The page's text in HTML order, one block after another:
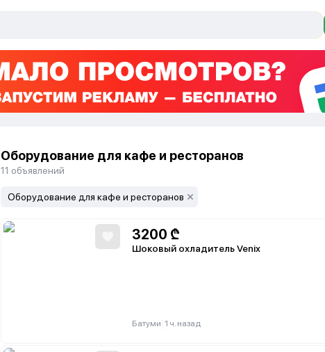
Оборудование для кафе и ресторанов
11 объявлений
Оборудование для кафе и ресторанов
3200 ₾
Шоковый охладитель Venix
Батуми 1 ч. назад